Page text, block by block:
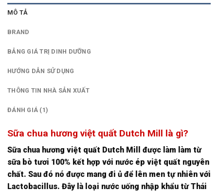
MÔ TẢ
BRAND
BẢNG GIÁ TRỊ DINH DƯỠNG
HƯỚNG DẪN SỬ DỤNG
THÔNG TIN NHÀ SẢN XUẤT
ĐÁNH GIÁ (1)
Sữa chua hương việt quất Dutch Mill là gì?
Sữa chua hương việt quất Dutch Mill được làm làm từ
sữa bò tươi 100% kết hợp với nước ép việt quất nguyên
chất. Sau đó nó được mang đi ủ để lên men tự nhiên với
Lactobacillus. Đây là loại nước uống nhập khẩu từ Thái